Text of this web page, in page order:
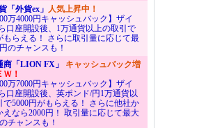
「外貨ex」 人気上昇中！
万4000円キャッシュバック】ザイ
口座開設後、1万通貨以上の取引で
もらえる！ さらに取引量に応じて最
のチャンスも！
商「LION FX」 キャッシュバック増
！
万7000円キャッシュバック】ザイ
口座開設後、英ポンド/円1万通貨以
で5000円がもらえる！ さらに他社か
えなら2000円！ 取引量に応じて最大
チャンスも！